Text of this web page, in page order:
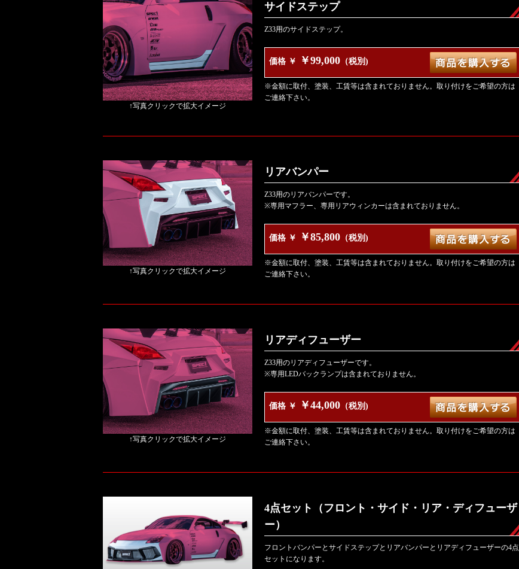
↑写真クリックで拡大イメージ
サイドステップ
Z33用のサイドステップ。
価格 ￥ ￥99,000 （税別)
※金額に取付、塗装、工賃等は含まれておりません。取り付けをご希望の方は
ご連絡下さい。
↑写真クリックで拡大イメージ
リアバンパー
Z33用のリアバンパーです。
※専用マフラー、専用リアウィンカーは含まれておりません。
価格 ￥ ￥85,800 （税別)
※金額に取付、塗装、工賃等は含まれておりません。取り付けをご希望の方は
ご連絡下さい。
↑写真クリックで拡大イメージ
リアディフューザー
Z33用のリアディフューザーです。
※専用LEDバックランプは含まれておりません。
価格 ￥ ￥44,000 （税別)
※金額に取付、塗装、工賃等は含まれておりません。取り付けをご希望の方は
ご連絡下さい。
4点セット（フロント・サイド・リア・ディフューザ
ー）
フロントバンパーとサイドステップとリアバンパーとリアディフューザーの4点
セットになります。